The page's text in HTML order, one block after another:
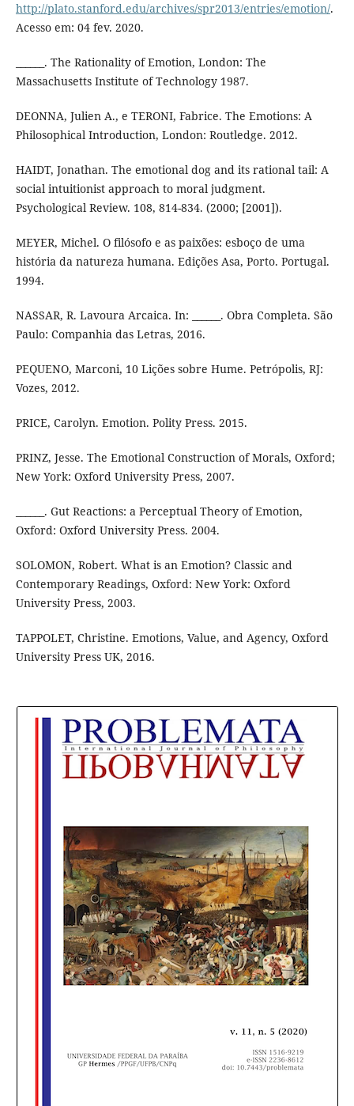
http://plato.stanford.edu/archives/spr2013/entries/emotion/.
Acesso em: 04 fev. 2020.
______. The Rationality of Emotion, London: The
Massachusetts Institute of Technology 1987.
DEONNA, Julien A., e TERONI, Fabrice. The Emotions: A
Philosophical Introduction, London: Routledge. 2012.
HAIDT, Jonathan. The emotional dog and its rational tail: A
social intuitionist approach to moral judgment.
Psychological Review. 108, 814-834. (2000; [2001]).
MEYER, Michel. O filósofo e as paixões: esboço de uma
história da natureza humana. Edições Asa, Porto. Portugal.
1994.
NASSAR, R. Lavoura Arcaica. In: ______. Obra Completa. São
Paulo: Companhia das Letras, 2016.
PEQUENO, Marconi, 10 Lições sobre Hume. Petrópolis, RJ:
Vozes, 2012.
PRICE, Carolyn. Emotion. Polity Press. 2015.
PRINZ, Jesse. The Emotional Construction of Morals, Oxford;
New York: Oxford University Press, 2007.
______. Gut Reactions: a Perceptual Theory of Emotion,
Oxford: Oxford University Press. 2004.
SOLOMON, Robert. What is an Emotion? Classic and
Contemporary Readings, Oxford: New York: Oxford
University Press, 2003.
TAPPOLET, Christine. Emotions, Value, and Agency, Oxford
University Press UK, 2016.